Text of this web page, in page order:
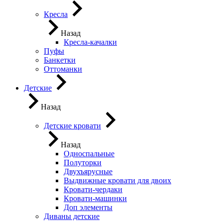
Кресла
Назад
Кресла-качалки
Пуфы
Банкетки
Оттоманки
Детские
Назад
Детские кровати
Назад
Односпальные
Полуторки
Двухъярусные
Выдвижные кровати для двоих
Кровати-чердаки
Кровати-машинки
Доп элементы
Диваны детские